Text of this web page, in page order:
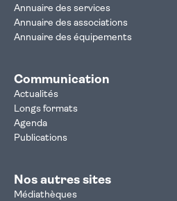
Annuaire des services
Annuaire des associations
Annuaire des équipements
Communication
Actualités
Longs formats
Agenda
Publications
Nos autres sites
Médiathèques